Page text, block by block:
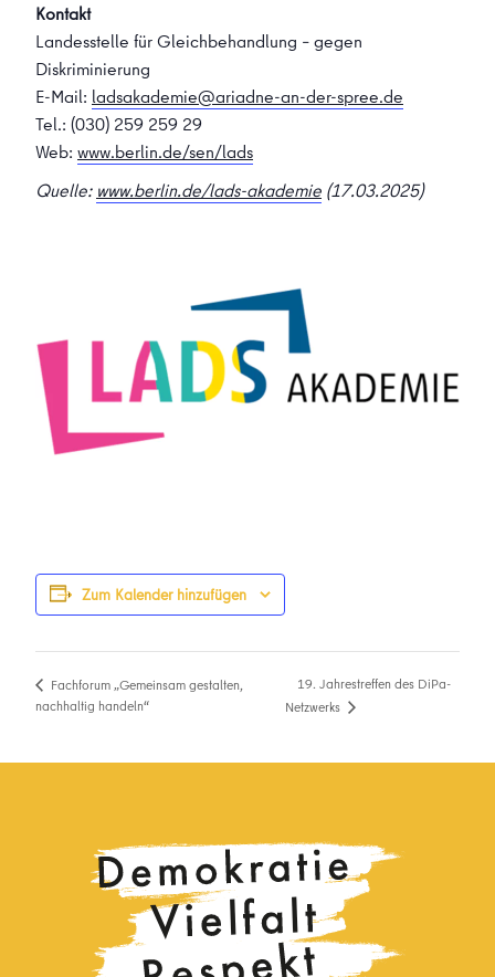
Kontakt
Landesstelle für Gleichbehandlung – gegen
Diskriminierung
E-Mail: ladsakademie@ariadne-an-der-spree.de
Tel.: (030) 259 259 29
Web: www.berlin.de/sen/lads
Quelle: www.berlin.de/lads-akademie (17.03.2025)
Zum Kalender hinzufügen
Fachforum „Gemeinsam gestalten,
nachhaltig handeln“
19. Jahrestreffen des DiPa-
Netzwerks